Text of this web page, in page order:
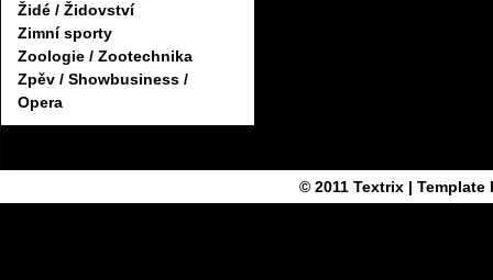
Židé / Židovství
Zimní sporty
Zoologie / Zootechnika
Zpěv / Showbusiness /
Opera
© 2011 Textrix| Template